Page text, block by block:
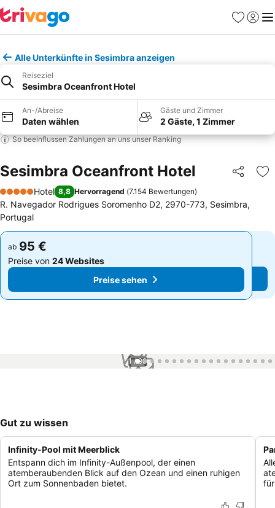
Favoriten
Alle Unterkünfte in Sesimbra anzeigen
Reiseziel
Sesimbra Oceanfront Hotel
An-/Abreise
Daten wählen
Gäste und Zimmer
2 Gäste, 1 Zimmer
So beeinflussen Zahlungen an uns unser Ranking
Sesimbra Oceanfront Hotel Teilen
5 Sterne
Hotel 8,8 Hervorragend (7.154 Bewertungen)
R. Navegador Rodrigues Soromenho D2, 2970-773, Sesimbra,
Portugal
ab 95 €
Preise von 24 Websites
Preise sehen
ab 95 €
Preise von 24 Websites
Preise sehen
1 / 99
Gut zu wissen
Infinity-Pool mit Meerblick
Entspann dich im Infinity-Außenpool, der einen
atemberaubenden Blick auf den Ozean und einen ruhigen
Ort zum Sonnenbaden bietet.